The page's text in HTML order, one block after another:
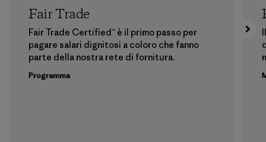
Fair Trade
Fair Trade Certified™ è il primo passo per
pagare salari dignitosi a coloro che fanno
parte della nostra rete di fornitura.
Programma